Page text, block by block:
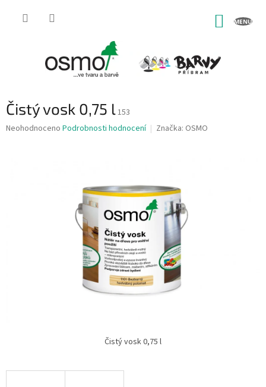
Čistý vosk 0,75 l153
Průměrné
Neohodnoceno Podrobnosti hodnocení Značka: OSMO
Čistý vosk 0,75 l